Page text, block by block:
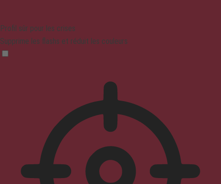
Profil sûr pour les crises
Supprime les flashs et réduit les couleurs